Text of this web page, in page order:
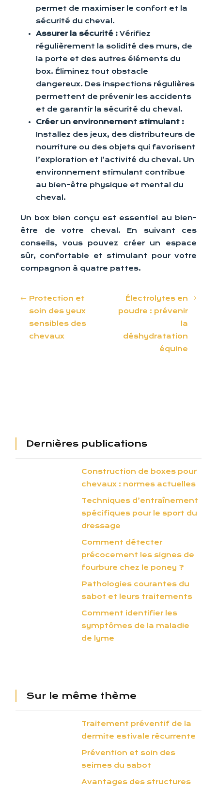
permet de maximiser le confort et la
sécurité du cheval.
Assurer la sécurité : Vérifiez
régulièrement la solidité des murs, de
la porte et des autres éléments du
box. Éliminez tout obstacle
dangereux. Des inspections régulières
permettent de prévenir les accidents
et de garantir la sécurité du cheval.
Créer un environnement stimulant :
Installez des jeux, des distributeurs de
nourriture ou des objets qui favorisent
l’exploration et l’activité du cheval. Un
environnement stimulant contribue
au bien-être physique et mental du
cheval.
Un box bien conçu est essentiel au bien-
être de votre cheval. En suivant ces
conseils, vous pouvez créer un espace
sûr, confortable et stimulant pour votre
compagnon à quatre pattes.
Protection et
soin des yeux
sensibles des
chevaux
Électrolytes en
poudre : prévenir
la
déshydratation
équine
Dernières publications
Construction de boxes pour
chevaux : normes actuelles
Techniques d’entraînement
spécifiques pour le sport du
dressage
Comment détecter
précocement les signes de
fourbure chez le poney ?
Pathologies courantes du
sabot et leurs traitements
Comment identifier les
symptômes de la maladie
de lyme
Sur le même thème
Traitement préventif de la
dermite estivale récurrente
Prévention et soin des
seimes du sabot
Avantages des structures